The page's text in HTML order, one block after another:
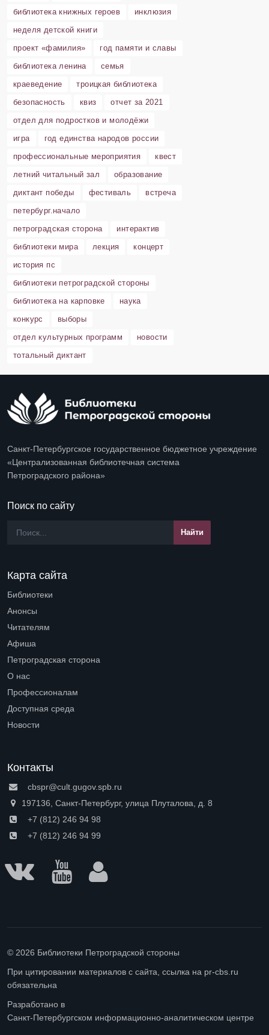
библиотека книжных героев
инклюзия
неделя детской книги
проект «фамилия»
год памяти и славы
библиотека ленина
семья
краеведение
троицкая библиотека
безопасность
квиз
отчет за 2021
отдел для подростков и молодёжи
игра
год единства народов россии
профессиональные мероприятия
квест
летний читальный зал
образование
диктант победы
фестиваль
встреча
петербург.начало
петроградская сторона
интерактив
библиотеки мира
лекция
концерт
история пс
библиотеки петроградской стороны
библиотека на карповке
наука
конкурс
выборы
отдел культурных программ
новости
тотальный диктант
Санкт-Петербургское государственное бюджетное учреждение
«Централизованная библиотечная система
Петроградского района»
Поиск по сайту
Карта сайта
Библиотеки
Анонсы
Читателям
Афиша
Петроградская сторона
О нас
Профессионалам
Доступная среда
Новости
Контакты
cbspr@cult.gugov.spb.ru
197136, Санкт-Петербург, улица Плуталова, д. 8
+7 (812) 246 94 98
+7 (812) 246 94 99
© 2026 Библиотеки Петроградской стороны
При цитировании материалов с сайта, ссылка на pr-cbs.ru
обязательна
Разработано в
Санкт-Петербургском информационно-аналитическом центре